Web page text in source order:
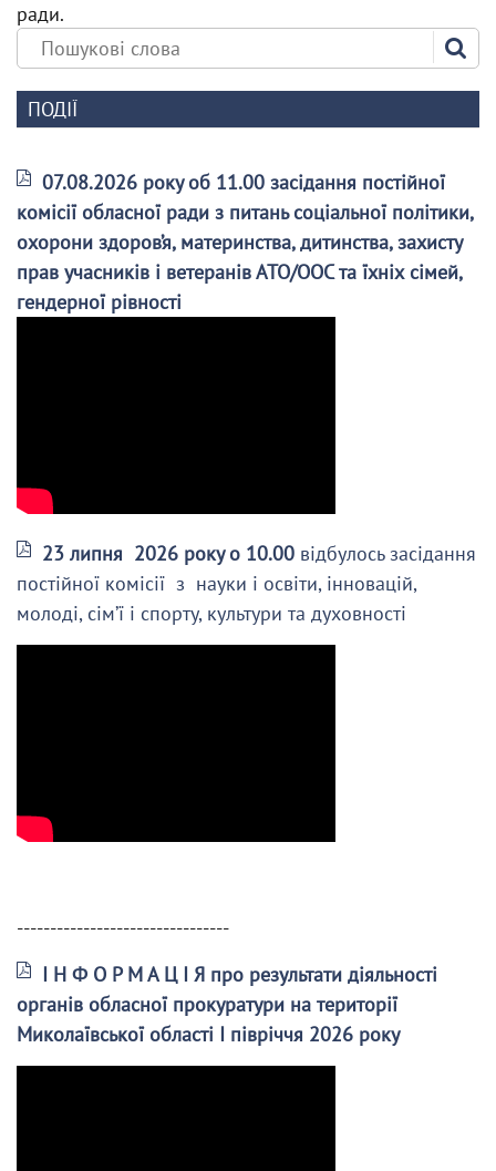
ради.
ПОДІЇ
07.08.2026 року об 11.00 засідання постійної
комісії обласної ради з питань соціальної політики,
охорони здоров’я, материнства, дитинства, захисту
прав учасників і ветеранів АТО/ООС та їхніх сімей,
гендерної рівності
23 липня 2026 року о 10.00 відбулось засідання
постійної комісії з науки і освіти, інновацій,
молоді, сім’ї і спорту, культури та духовності
--------------------------------
І Н Ф О Р М А Ц І Я про результати діяльності
органів обласної прокуратури на території
Миколаївської області І півріччя 2026 року